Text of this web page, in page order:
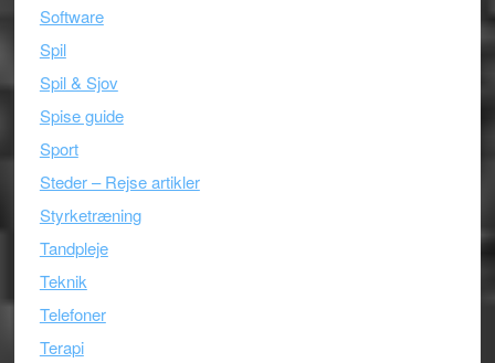
Software
Spil
Spil & Sjov
Spise guide
Sport
Steder – Rejse artikler
Styrketræning
Tandpleje
Teknik
Telefoner
Terapi